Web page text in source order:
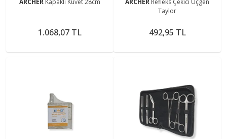
1.068,07 TL
Taylor
492,95 TL